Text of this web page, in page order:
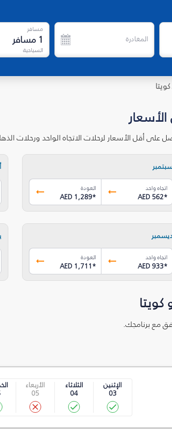
المغادرة
مسافر
1 مسافر
السياحية
أقل الأسعار لرحلات الاتجاه الواحد ورحلات
اتجاه واحد
AED 562*
العودة
AED 1,289*
اتجاه واحد
AED 933*
العودة
AED 1,711*
مع برنامجك.
الإثنين
03
الثلاثاء
04
الأربعاء
05